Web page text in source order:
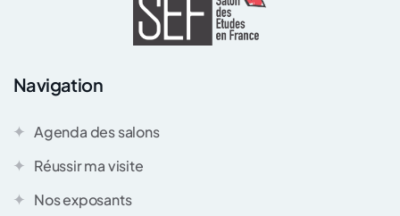
Navigation
Agenda des salons
Réussir ma visite
Nos exposants